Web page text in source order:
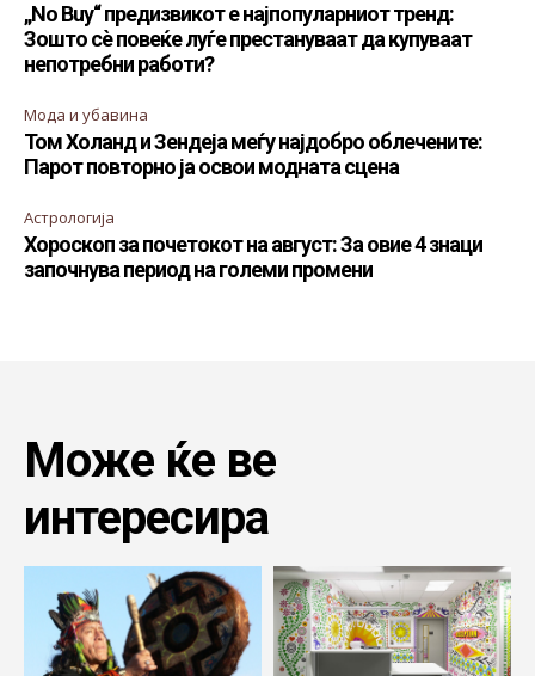
„No Buy“ предизвикот е најпопуларниот тренд:
Зошто сè повеќе луѓе престануваат да купуваат
непотребни работи?
Мода и убавина
Том Холанд и Зендеја меѓу најдобро облечените:
Парот повторно ја освои модната сцена
Астрологија
Хороскоп за почетокот на август: За овие 4 знаци
започнува период на големи промени
Може ќе ве
интересира